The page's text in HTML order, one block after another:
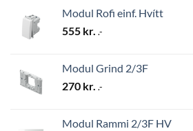
Modul Rofi einf. Hvítt
555 kr. .-
Modul Grind 2/3F
270 kr. .-
Modul Rammi 2/3F HV